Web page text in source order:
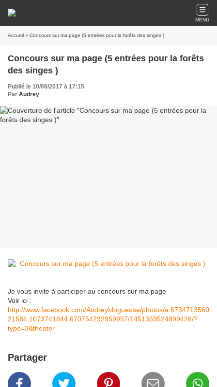
MENU
Accueil » Concours sur ma page (5 entrées pour la forêts des singes )
Concours sur ma page (5 entrées pour la forêts
des singes )
Publié le 10/08/2017 à 17:15
Par Audrey
Je vous invite à participer au concours sur ma page
Voir ici :
http://www.facebook.com/Audreyblogueuse/photos/a.6734713560
21584.1073741844.670754292959957/1451359524899426/?
type=3&theater
Partager